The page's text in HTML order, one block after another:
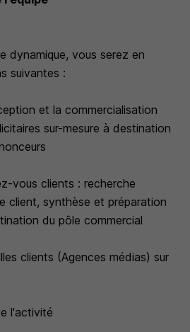
dynamique, vous serez en
suivantes :
et la commercialisation
sur-mesure à destination
vous clients : recherche
client, synthèse et préparation
du pôle commercial
clients (Agences médias) sur
l'activité